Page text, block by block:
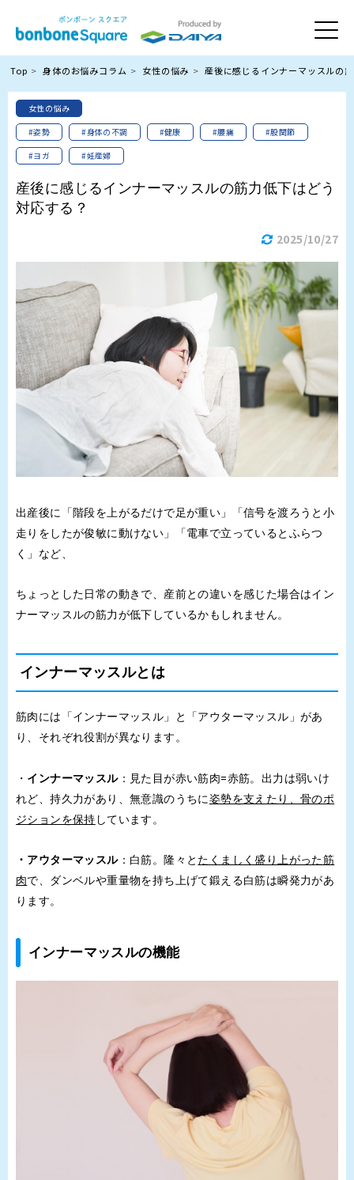
Top 身体のお悩みコラム 女性の悩み 産後に感じるインナーマッスルの
女性の悩み
#姿勢
#身体の不調 #健康 #腰痛
#股関節
#ヨガ
#妊産婦
産後に感じるインナーマッスルの筋力低下はどう
対応する？
2025/10/27
出産後に「階段を上がるだけで足が重い」「信号を渡ろうと小
走りをしたが俊敏に動けない」「電車で立っているとふらつ
く」など、
ちょっとした日常の動きで、産前との違いを感じた場合はイン
ナーマッスルの筋力が低下しているかもしれません。
インナーマッスルとは
筋肉には「インナーマッスル」と「アウターマッスル」があ
り、それぞれ役割が異なります。
・ インナーマッスル：見た目が赤い筋肉=赤筋。出力は弱いけ
れど、持久力があり、無意識のうちに姿勢を支えたり、骨のポ
ジションを保持 しています。
・ アウターマッスル： 白筋。 隆々と たくましく盛り上がった筋
肉で、
ダンベルや重量物を持ち上げて鍛える白筋は瞬発力があ
ります。
インナーマッスルの機能